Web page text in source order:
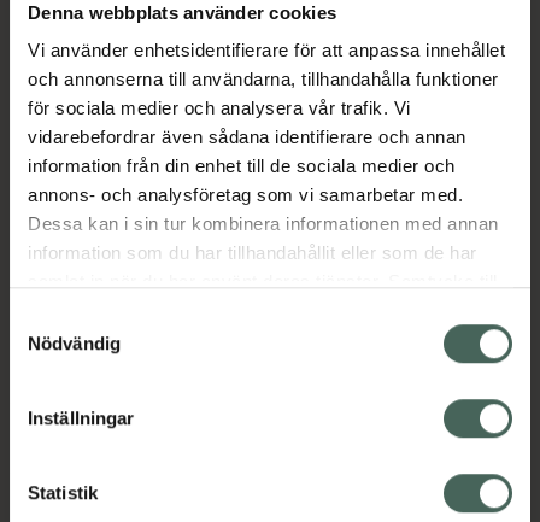
Denna webbplats använder cookies
Vi använder enhetsidentifierare för att anpassa innehållet
och annonserna till användarna, tillhandahålla funktioner
för sociala medier och analysera vår trafik. Vi
vidarebefordrar även sådana identifierare och annan
information från din enhet till de sociala medier och
annons- och analysföretag som vi samarbetar med.
Dessa kan i sin tur kombinera informationen med annan
information som du har tillhandahållit eller som de har
återkalla ditt samtycke via webbplatsens
cookieinställningar. Ett återkallat samtycke påverkar inte
lagligheten av behandling som skett innan återkallelsen.
Nödvändig
Inställningar
Statistik
Aktuella erbjudanden
Beskrivning
07613421061425
Kronans Apotek finns här för dig. Du hittar oss från Skåne i
datorn. Oavsett vem du är så är det vårt uppdrag att